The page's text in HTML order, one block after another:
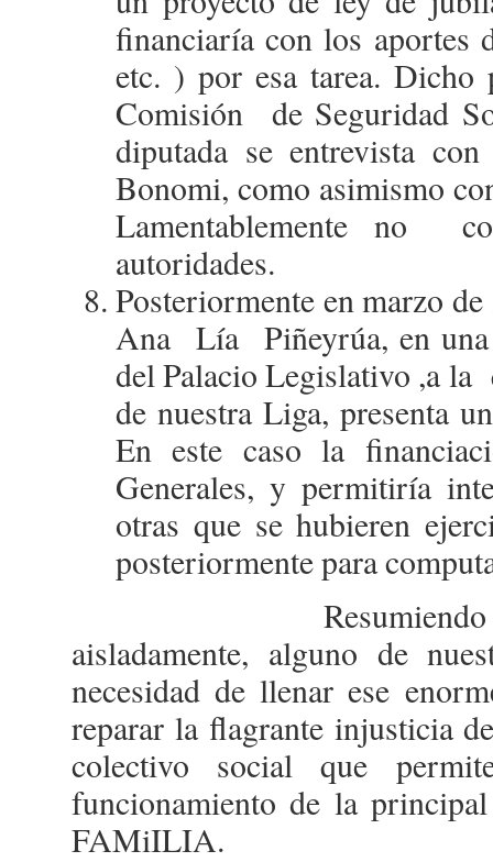
financiaría con los aportes
etc. ) por esa tarea. Dicho
Comisión de Seguridad
diputada se entrevista
Bonomi, como asimismo
Lamentablemente no
autoridades.
Posteriormente en marzo
Ana Lía Piñeyrúa, en una
del Palacio Legislativo ,a la
de nuestra Liga, presenta
En este caso la
Generales, y permitiría
otras que se hubieren
posteriormente para
Resumiendo lo
aisladamente, alguno de
necesidad de llenar ese
reparar la flagrante injusticia
colectivo social que
funcionamiento de la
FAMiILIA.